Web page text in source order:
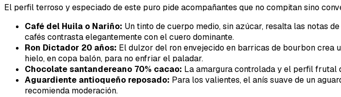
El perfil terroso y especiado de este puro pide acompañantes que no compitan sino
Café del Huila o Nariño: Un tinto de cuerpo medio, sin azúcar, resalta las notas
cafés contrasta elegantemente con el cuero dominante.
Ron Dictador 20 años: El dulzor del ron envejecido en barricas de bourbon crea
hielo, en copa balón, para no enfriar el paladar.
Chocolate santandereano 70% cacao: La amargura controlada y el perfil frutal
Aguardiente antioqueño reposado: Para los valientes, el anís suave de un
recomienda moderación.